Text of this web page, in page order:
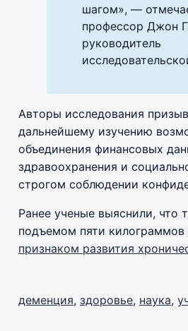
шагом», —
профессор Джон
руководитель
Авторы исследования
дальнейшему изучению
объединения финансовых
здравоохранения и
строгом соблюдении
Ранее ученые выяснили, что
подъемом пяти килограммов
признаком развития
деменция, здоровье, наука,